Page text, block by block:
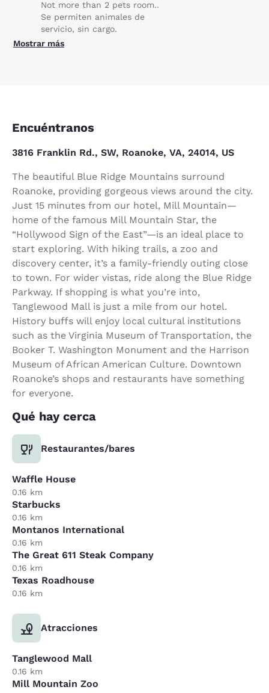
Not more than 2 pets room..
Se permiten animales de
servicio, sin cargo.
Mostrar más
Encuéntranos
3816 Franklin Rd., SW, Roanoke, VA, 24014, US
The beautiful Blue Ridge Mountains surround
Roanoke, providing gorgeous views around the city.
Just 15 minutes from our hotel, Mill Mountain—
home of the famous Mill Mountain Star, the
“Hollywood Sign of the East”—is an ideal place to
start exploring. With hiking trails, a zoo and
discovery center, it’s a family-friendly outing close
to town. For wider vistas, ride along the Blue Ridge
Parkway. If shopping is what you’re into,
Tanglewood Mall is just a mile from our hotel.
History buffs will enjoy local cultural institutions
such as the Virginia Museum of Transportation, the
Booker T. Washington Monument and the Harrison
Museum of African American Culture. Downtown
Roanoke’s shops and restaurants have something
for everyone.
Qué hay cerca
Restaurantes/bares
Waffle House
0.16 km
Starbucks
0.16 km
Montanos International
0.16 km
The Great 611 Steak Company
0.16 km
Texas Roadhouse
0.16 km
Atracciones
Tanglewood Mall
0.16 km
Mill Mountain Zoo